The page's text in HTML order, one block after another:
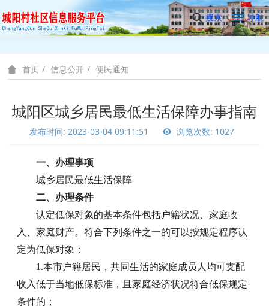
搜索 导航
首页 信息公开 便民通知
城阳区城乡居民最低生活保障办事指南
发布时间: 2023-03-04 09:11:51 浏览次数: 1027
一、办理事项
城乡居民最低生活保障
二、办理条件
认定低保对象的基本条件包括户籍状况、家庭收
入、家庭财产。符合下列条件之一的可以按规定程序认
定为低保对象：
1.本市户籍居民，共同生活的家庭成员人均可支配
收入低于当地低保标准，且家庭经济状况符合低保规定
条件的；